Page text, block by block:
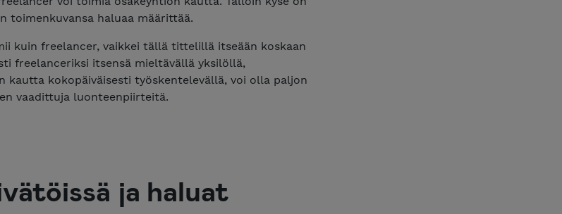
toimenkuvansa haluaa määrittää.
kuin freelancer, vaikkei tällä tittelillä itseään koskaan
freelanceriksi itsensä mieltävällä yksilöllä,
kautta kokopäiväisesti työskentelevällä, voi olla paljon
vaadittuja luonteenpiirteitä.
ja haluat